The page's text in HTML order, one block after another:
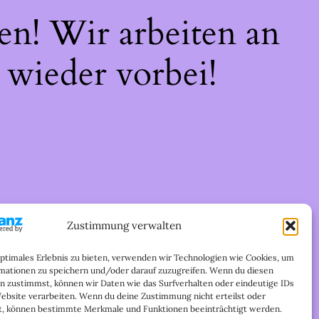
Zustimmung verwalten
Erlebnis zu bieten, verwenden wir Technologien wie Cookies, um
zu speichern und/oder darauf zuzugreifen. Wenn du diesen
zustimmst, können wir Daten wie das Surfverhalten oder eindeutige IDs
verarbeiten. Wenn du deine Zustimmung nicht erteilst oder
können bestimmte Merkmale und Funktionen beeinträchtigt werden.
Wir arbeiten an
vorbei!